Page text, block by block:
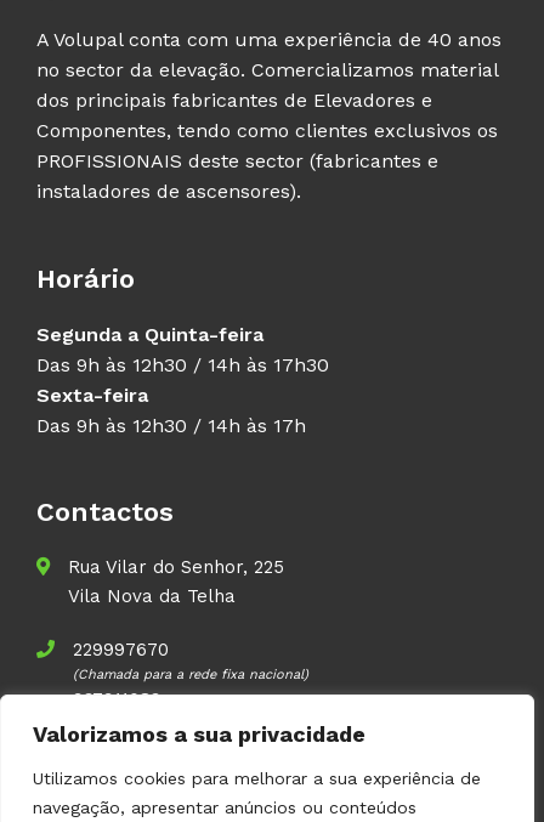
Valorizamos a sua privacidade
Utilizamos cookies para melhorar a sua experiência de
navegação, apresentar anúncios ou conteúdos
A Volupal conta com uma experiência de 40 anos
no sector da elevação. Comercializamos material
dos principais fabricantes de Elevadores e
Componentes, tendo como clientes exclusivos os
PROFISSIONAIS deste sector (fabricantes e
instaladores de ascensores).
Horário
Segunda a Quinta-feira
Das 9h às 12h30 / 14h às 17h30
Sexta-feira
Das 9h às 12h30 / 14h às 17h
Contactos
Rua Vilar do Senhor, 225
Vila Nova da Telha
229997670
(Chamada para a rede fixa nacional)
937911083
(Chamada para a rede móvel nacional)
geral@volupal.pt